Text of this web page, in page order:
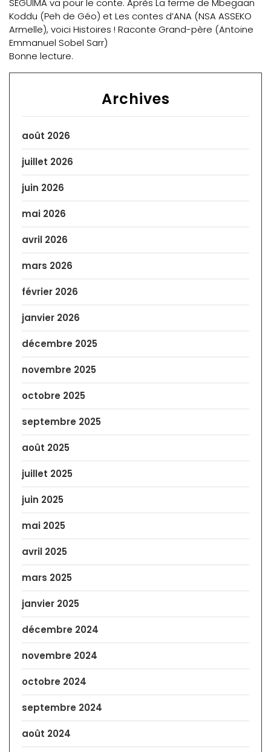
SEGUIMA va pour le conte. Après La ferme de Mbegaan
Koddu (Peh de Géo) et Les contes d’ANA (NSA ASSEKO
Armelle), voici Histoires ! Raconte Grand-père (Antoine
Emmanuel Sobel Sarr)
Bonne lecture.
Archives
août 2026
juillet 2026
juin 2026
mai 2026
avril 2026
mars 2026
février 2026
janvier 2026
décembre 2025
novembre 2025
octobre 2025
septembre 2025
août 2025
juillet 2025
juin 2025
mai 2025
avril 2025
mars 2025
janvier 2025
décembre 2024
novembre 2024
octobre 2024
septembre 2024
août 2024